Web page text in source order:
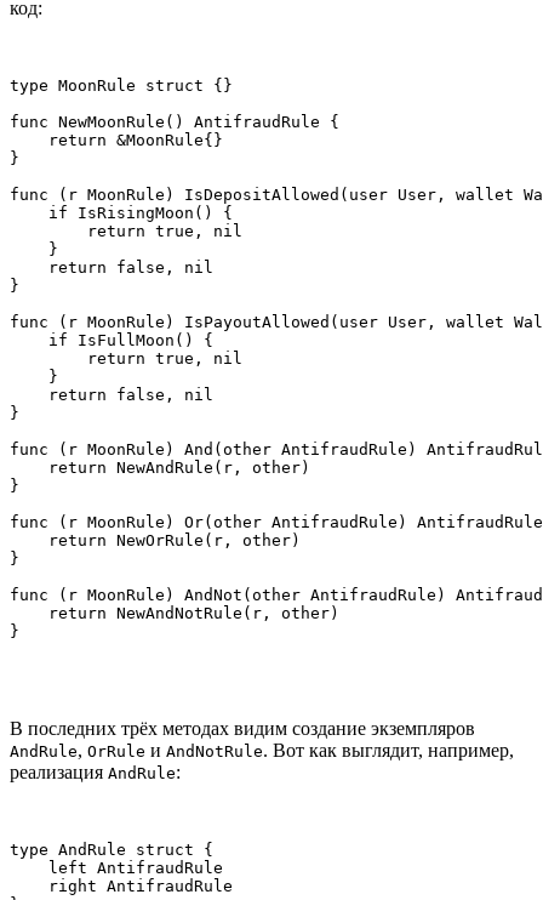
код:
type MoonRule struct {}
func NewMoonRule() AntifraudRule {
    return &MoonRule{}
}
func (r MoonRule) IsDepositAllowed(user User, wallet
    if IsRisingMoon() {
        return true, nil
    }
    return false, nil
}
func (r MoonRule) IsPayoutAllowed(user User, wallet
    if IsFullMoon() {
        return true, nil
    }
    return false, nil
}
func (r MoonRule) And(other AntifraudRule)
    return NewAndRule(r, other)
}
func (r MoonRule) Or(other AntifraudRule)
    return NewOrRule(r, other)
}
func (r MoonRule) AndNot(other AntifraudRule)
    return NewAndNotRule(r, other)
}
В последних трёх методах видим создание экземпляров
AndRule, OrRule и AndNotRule. Вот как выглядит, например,
реализация AndRule:
type AndRule struct {
    left AntifraudRule
    right AntifraudRule